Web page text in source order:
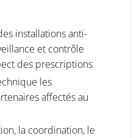
installations anti-
et contrôle
des prescriptions
les
affectés au
la coordination, le